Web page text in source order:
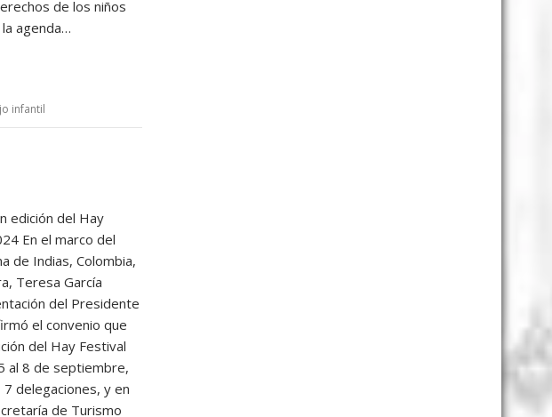
de los niños
agenda…
infantil
edición del Hay
En el marco del
de Indias, Colombia,
Teresa García
del Presidente
el convenio que
del Hay Festival
al 8 de septiembre,
delegaciones, y en
de Turismo